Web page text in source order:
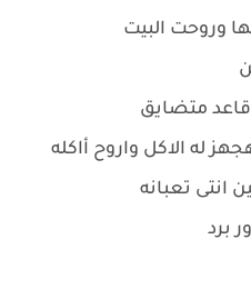
وروحت البيت
متضايق
له الاكل واروح أاكله
انتى تعبانه
برد